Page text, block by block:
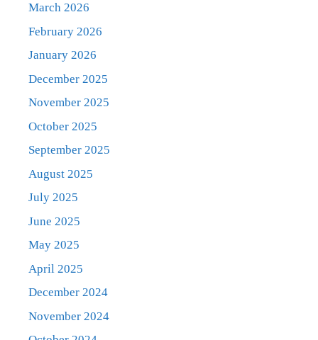
March 2026
February 2026
January 2026
December 2025
November 2025
October 2025
September 2025
August 2025
July 2025
June 2025
May 2025
April 2025
December 2024
November 2024